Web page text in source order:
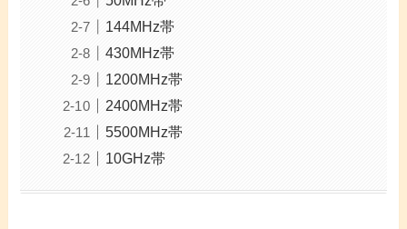
144MHz帯
430MHz帯
1200MHz帯
2400MHz帯
5500MHz帯
10GHz帯